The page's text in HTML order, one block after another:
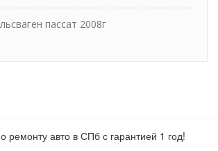
пассат 2008г
ремонту авто в СПб с гарантией 1 год!